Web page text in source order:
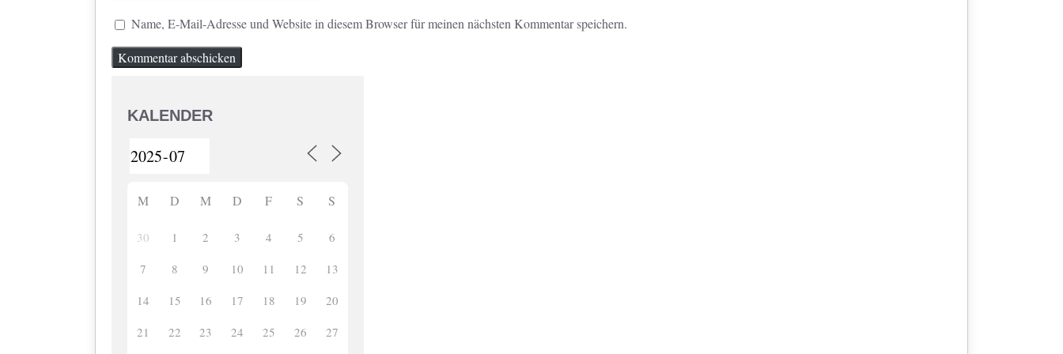
Name, E-Mail-Adresse und Website in diesem Browser für meinen nächsten Kommentar speichern.
KALENDER
M D M D F S S
30 1 2 3 4 5
6
7
8 9 10 11 12
13
14
15 16 17 18 19
20
21
22 23 24 25 26 27